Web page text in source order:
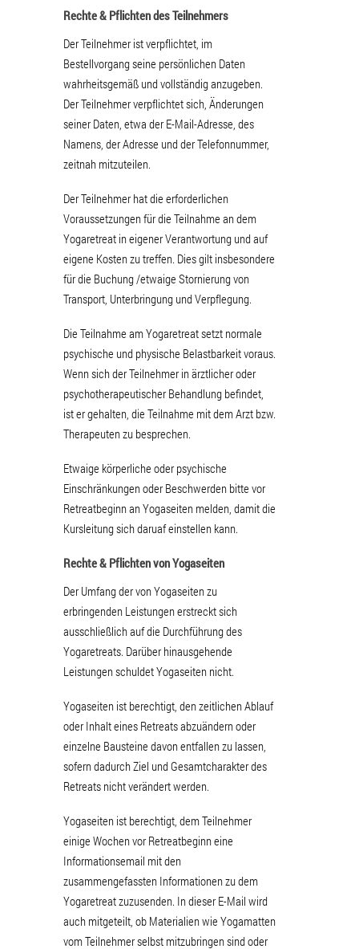
Rechte & Pflichten des Teilnehmers
Der Teilnehmer ist verpflichtet, im
Bestellvorgang seine persönlichen Daten
wahrheitsgemäß und vollständig anzugeben.
Der Teilnehmer verpflichtet sich, Änderungen
seiner Daten, etwa der E-Mail-Adresse, des
Namens, der Adresse und der Telefonnummer,
zeitnah mitzuteilen.
Der Teilnehmer hat die erforderlichen
Voraussetzungen für die Teilnahme an dem
Yogaretreat in eigener Verantwortung und auf
eigene Kosten zu treffen. Dies gilt insbesondere
für die Buchung /etwaige Stornierung von
Transport, Unterbringung und Verpflegung.
Die Teilnahme am Yogaretreat setzt normale
psychische und physische Belastbarkeit voraus.
Wenn sich der Teilnehmer in ärztlicher oder
psychotherapeutischer Behandlung befindet,
ist er gehalten, die Teilnahme mit dem Arzt bzw.
Therapeuten zu besprechen.
Etwaige körperliche oder psychische
Einschränkungen oder Beschwerden bitte vor
Retreatbeginn an Yogaseiten melden, damit die
Kursleitung sich daruaf einstellen kann.
Rechte & Pflichten von Yogaseiten
Der Umfang der von Yogaseiten zu
erbringenden Leistungen erstreckt sich
ausschließlich auf die Durchführung des
Yogaretreats. Darüber hinausgehende
Leistungen schuldet Yogaseiten nicht.
Yogaseiten ist berechtigt, den zeitlichen Ablauf
oder Inhalt eines Retreats abzuändern oder
einzelne Bausteine davon entfallen zu lassen,
sofern dadurch Ziel und Gesamtcharakter des
Retreats nicht verändert werden.
Yogaseiten ist berechtigt, dem Teilnehmer
einige Wochen vor Retreatbeginn eine
Informationsemail mit den
zusammengefassten Informationen zu dem
Yogaretreat zuzusenden. In dieser E-Mail wird
auch mitgeteilt, ob Materialien wie Yogamatten
vom Teilnehmer selbst mitzubringen sind oder